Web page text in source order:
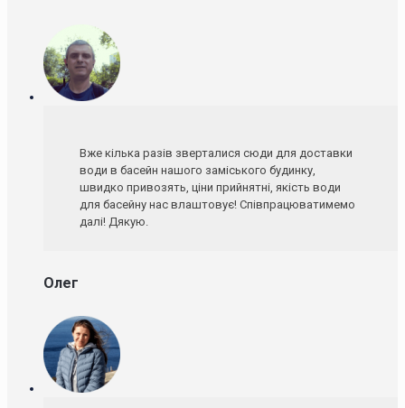
Вже кілька разів зверталися сюди для доставки
води в басейн нашого заміського будинку,
швидко привозять, ціни прийнятні, якість води
для басейну нас влаштовує! Співпрацюватимемо
далі! Дякую.
Олег